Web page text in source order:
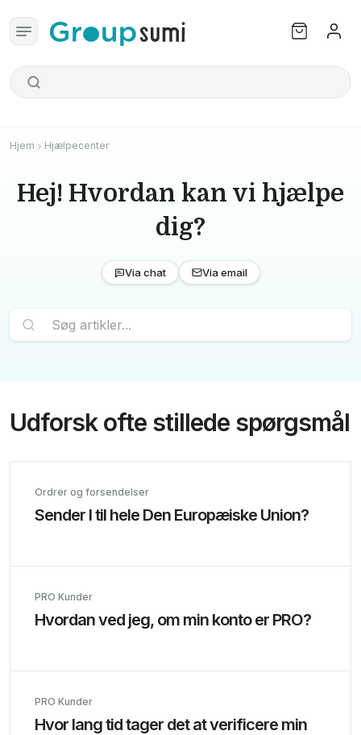
Hjem Hjælpecenter
Hej! Hvordan kan vi hjælpe
dig?
Via chat Via email
Udforsk ofte stillede spørgsmål
Ordrer og forsendelser
Sender I til hele Den Europæiske Union?
PRO Kunder
Hvordan ved jeg, om min konto er PRO?
PRO Kunder
Hvor lang tid tager det at verificere min